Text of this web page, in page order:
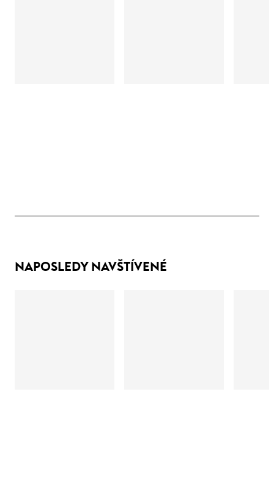
NAPOSLEDY NAVŠTÍVENÉ